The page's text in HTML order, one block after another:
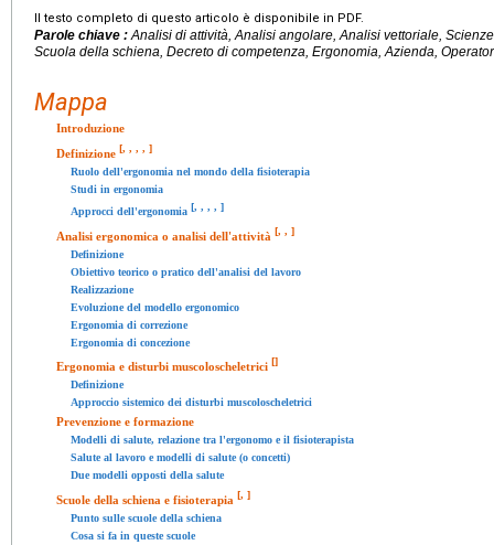
Il testo completo di questo articolo è disponibile in PDF.
Parole chiave :Analisi di attività, Analisi angolare, Analisi vettoriale,
Scuola della schiena, Decreto di competenza, Ergonomia, Azienda,
Mappa
Introduzione
Definizione [, , , , ]
Ruolo dell'ergonomia nel mondo della fisioterapia
Studi in ergonomia
Approcci dell'ergonomia [, , , , ]
Analisi ergonomica o analisi dell'attività [, , ]
Definizione
Obiettivo teorico o pratico dell'analisi del lavoro
Realizzazione
Evoluzione del modello ergonomico
Ergonomia di correzione
Ergonomia di concezione
Ergonomia e disturbi muscoloscheletrici []
Definizione
Approccio sistemico dei disturbi muscoloscheletrici
Prevenzione e formazione
Modelli di salute, relazione tra l'ergonomo e il fisioterapista
Salute al lavoro e modelli di salute (o concetti)
Due modelli opposti della salute
Scuole della schiena e fisioterapia [, ]
Punto sulle scuole della schiena
Cosa si fa in queste scuole